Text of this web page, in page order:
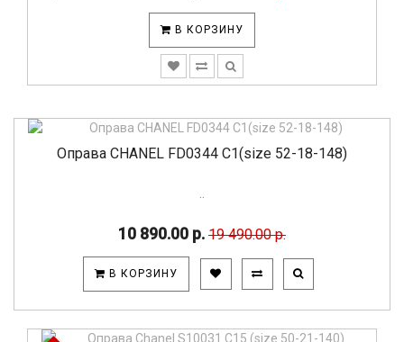
В КОРЗИНУ
Оправа CHANEL FD0344 С1(size 52-18-148)
10 890.00 р. 19 490.00 р.
В КОРЗИНУ